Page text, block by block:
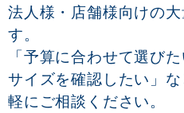
法人様・店舗様向けの
す。
「予算に合わせて選び
サイズを確認したい」
軽にご相談ください。